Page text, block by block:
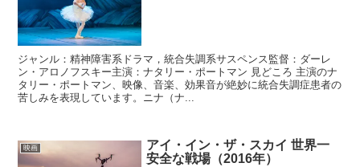
ジャンル：精神障害系ドラマ，統合失調系サスペンス監督：ダーレ
ン・アロノフスキー主演：ナタリー・ポートマン 見どころ 主演のナ
タリー・ポートマン、映像、音楽、効果音が絶妙に統合失調症患者の
苦しみを表現しています。ニナ（ナ...
映画
アイ・イン・ザ・スカイ 世界一
安全な戦場（2016年）